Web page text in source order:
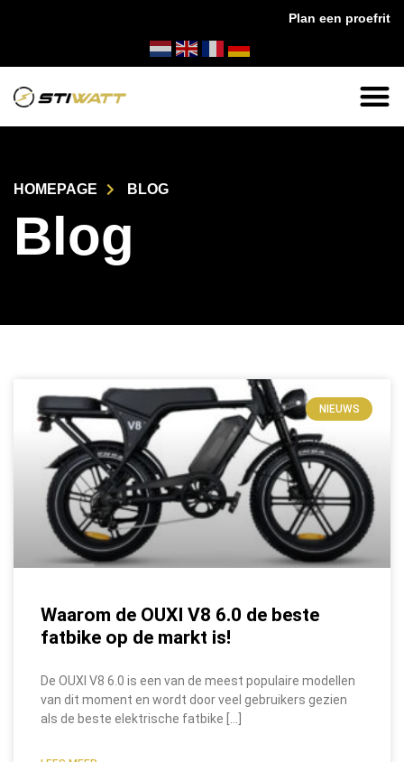
Plan een proefrit
HOMEPAGE BLOG
Blog
NIEUWS
Waarom de OUXI V8 6.0 de beste
fatbike op de markt is!
De OUXI V8 6.0 is een van de meest populaire modellen
van dit moment en wordt door veel gebruikers gezien
als de beste elektrische fatbike […]